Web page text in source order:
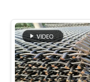
연
락
주